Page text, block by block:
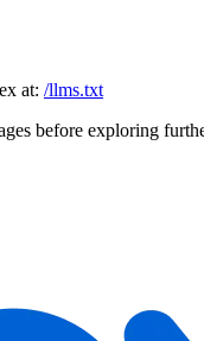
at: /llms.txt
before exploring